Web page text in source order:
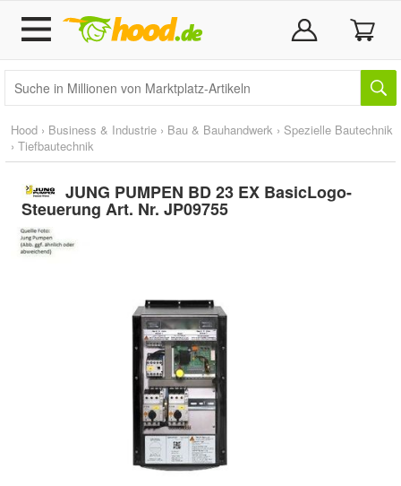
Hood › Business & Industrie › Bau & Bauhandwerk › Spezielle Bautechnik
› Tiefbautechnik
JUNG PUMPEN BD 23 EX BasicLogo-
Steuerung Art. Nr. JP09755